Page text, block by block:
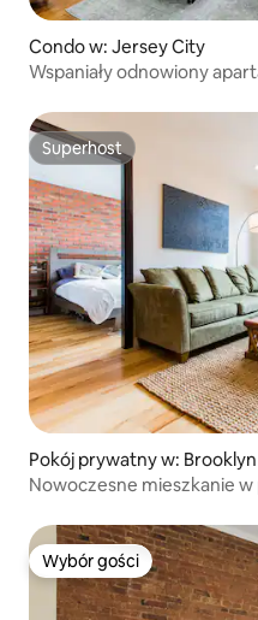
Condo w: Jersey City
Wspaniały odnowiony
Superhost
Superhost
Pokój prywatny w: Brooklyn
Nowoczesne mieszkanie
Wybór gości
Wybór gości